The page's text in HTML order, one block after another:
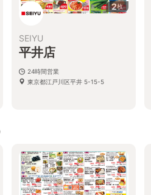
2枚
SEIYU
平井店
24時間営業
東京都江戸川区平井 5-15-5